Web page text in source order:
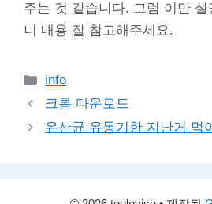
주는 것 같습니다. 그럼 이만 설
니 내용 잘 참고해주세요.
카
테
리
info
크롬 다운로드
유산균 유통기한 지난거 먹